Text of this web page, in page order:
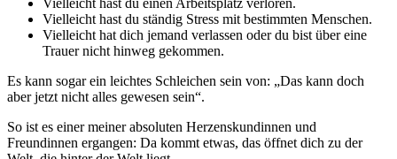
Vielleicht hast du ständig Stress mit bestimmten Menschen.
Vielleicht hat dich jemand verlassen oder du bist über eine
Trauer nicht hinweg gekommen.
Es kann sogar ein leichtes Schleichen sein von: „Das kann doch
aber jetzt nicht alles gewesen sein“.
So ist es einer meiner absoluten Herzenskundinnen und
Freundinnen ergangen: Da kommt etwas, das öffnet dich zu der